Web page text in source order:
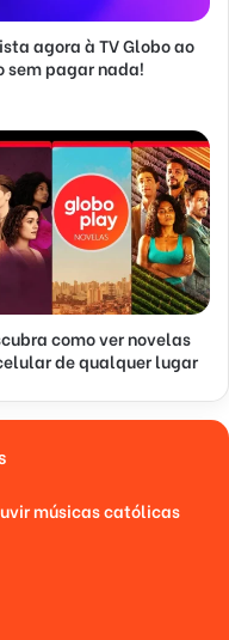
agora à TV Globo ao
sem pagar nada!
como ver novelas
de qualquer lugar
músicas católicas